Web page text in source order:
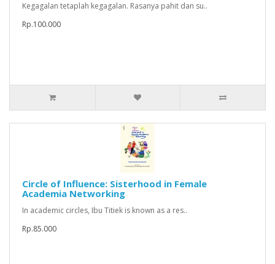
Kegagalan tetaplah kegagalan. Rasanya pahit dan su..
Rp.100.000
Circle of Influence: Sisterhood in Female
Academia Networking
In academic circles, Ibu Titiek is known as a res..
Rp.85.000